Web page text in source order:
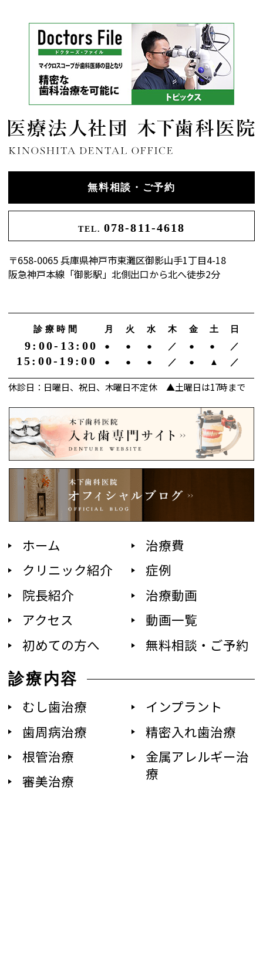
TEL. 078-811-4618
無料相談・ご予約
〒658-0065 兵庫県神戸市東灘区御影山手1丁目4-18
阪急神戸本線「御影駅」北側出口から北へ徒歩2分
診療時間 月 火 水 木 金 土 日
9:00-13:00 ● ● ● ／ ● ● ／
15:00-19:00 ● ● ● ／ ● ▲ ／
休診日：日曜日、祝日、木曜日不定休 ▲土曜日は17時まで
ホーム
クリニック紹介
院長紹介
アクセス
初めての方へ
治療費
症例
治療動画
動画一覧
無料相談・ご予約
診療内容
むし歯治療
歯周病治療
根管治療
審美治療
インプラント
精密入れ歯治療
金属アレルギー治
療